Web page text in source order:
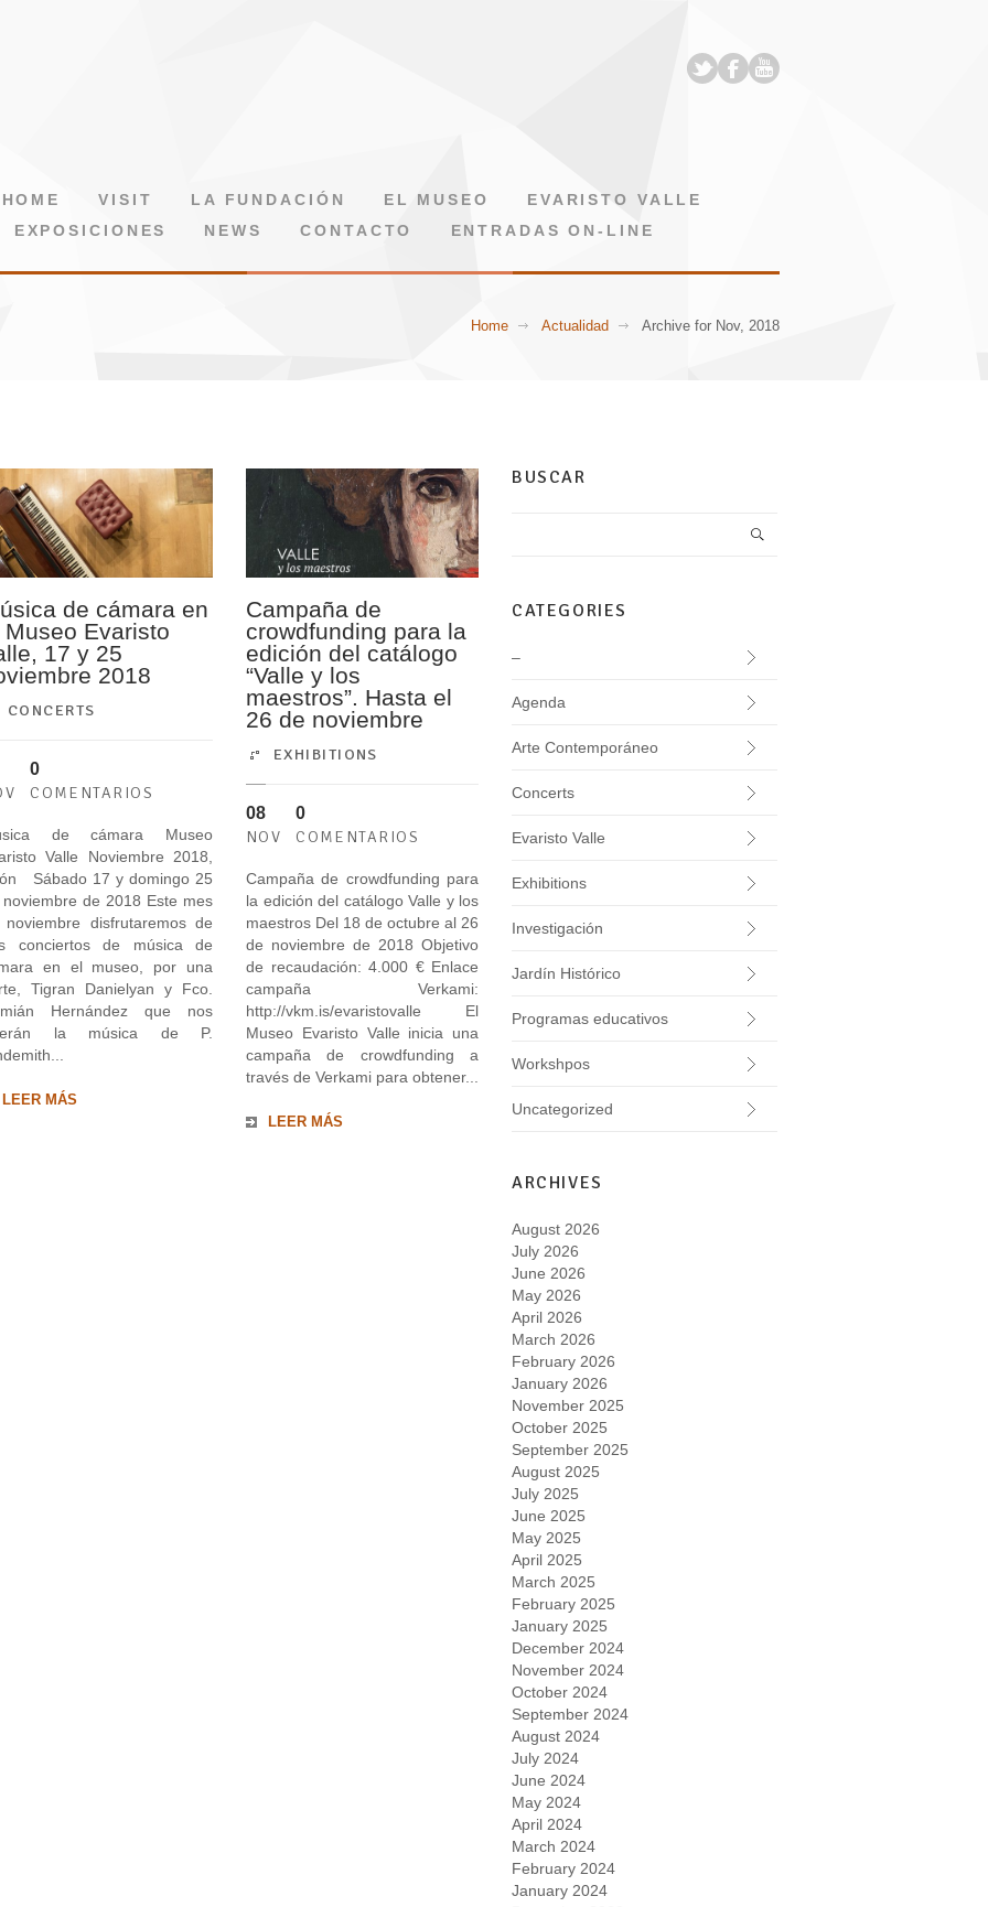
HOME VISIT LA FUNDACIÓN EL MUSEO
EVARISTO VALLE
EXPOSICIONES
NEWS CONTACTO ENTRADAS ON-LINE
Home Actualidad Archive for Nov, 2018
de cámara en
Museo Evaristo
17 y 25
2018
CONCERTS
0
COMENTARIOS
de cámara Museo
Valle Noviembre 2018,
Sábado 17 y domingo 25
de 2018 Este mes
noviembre disfrutaremos de
conciertos de música de
en el museo, por una
Tigran Danielyan y Fco.
Hernández que nos
la música de P.
LEER MÁS
Campaña de
crowdfunding para la
edición del catálogo
“Valle y los
maestros”. Hasta el
26 de noviembre
EXHIBITIONS
08
NOV
0
COMENTARIOS
Campaña de crowdfunding para
la edición del catálogo Valle y los
maestros Del 18 de octubre al 26
de noviembre de 2018 Objetivo
de recaudación: 4.000 € Enlace
campaña Verkami:
http://vkm.is/evaristovalle El
Museo Evaristo Valle inicia una
campaña de crowdfunding a
través de Verkami para obtener...
LEER MÁS
BUSCAR
CATEGORIES
–
Agenda
Arte Contemporáneo
Concerts
Evaristo Valle
Exhibitions
Investigación
Jardín Histórico
Programas educativos
Workshpos
Uncategorized
ARCHIVES
August 2026
July 2026
June 2026
May 2026
April 2026
March 2026
February 2026
January 2026
November 2025
October 2025
September 2025
August 2025
July 2025
June 2025
May 2025
April 2025
March 2025
February 2025
January 2025
December 2024
November 2024
October 2024
September 2024
August 2024
July 2024
June 2024
May 2024
April 2024
March 2024
February 2024
January 2024